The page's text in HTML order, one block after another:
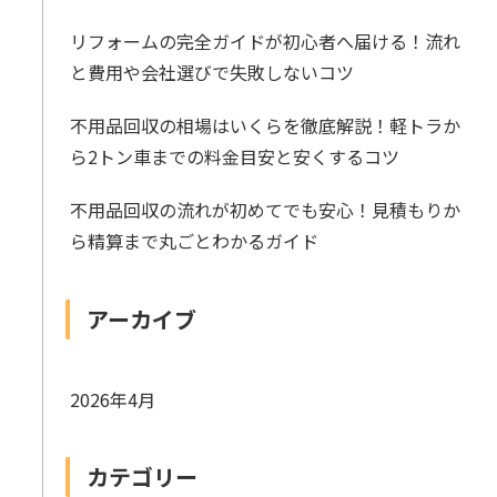
リフォームの完全ガイドが初心者へ届ける！流れ
と費用や会社選びで失敗しないコツ
不用品回収の相場はいくらを徹底解説！軽トラか
ら2トン車までの料金目安と安くするコツ
不用品回収の流れが初めてでも安心！見積もりか
ら精算まで丸ごとわかるガイド
アーカイブ
2026年4月
カテゴリー